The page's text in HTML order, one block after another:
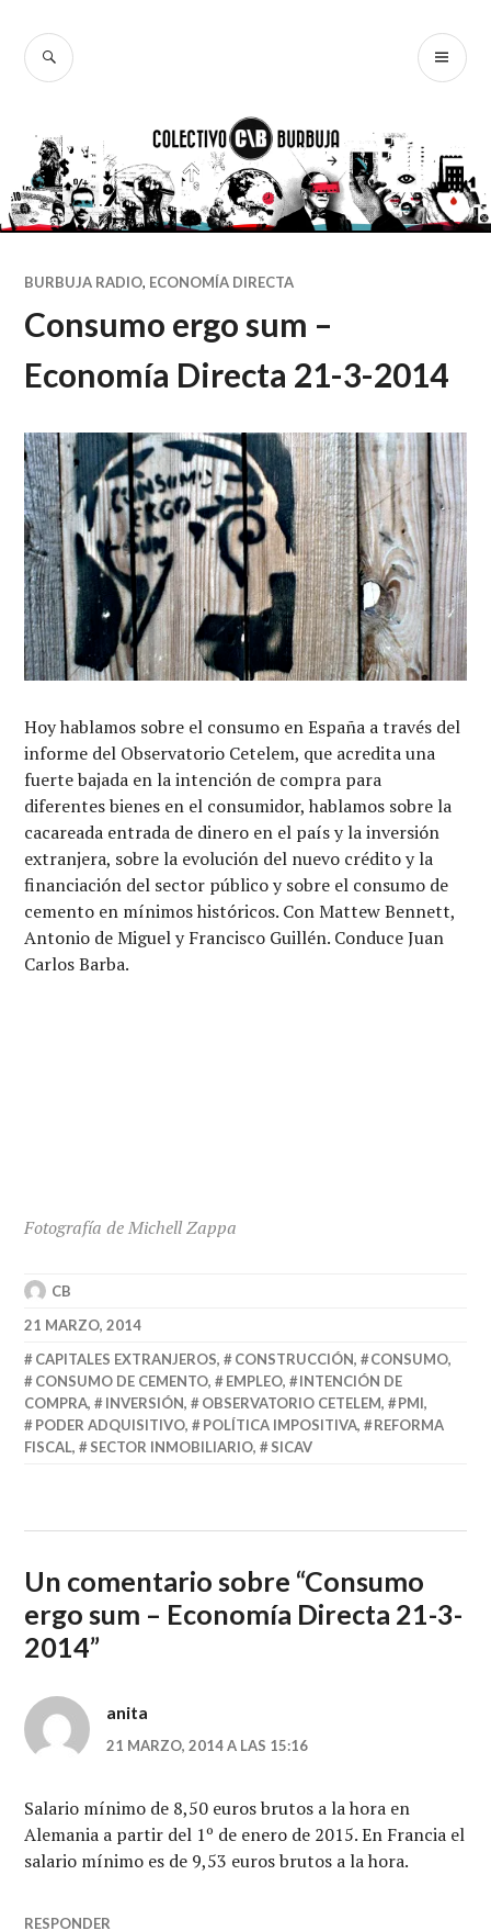
contenido
BUSCAR
BURBUJA RADIO, ECONOMÍA DIRECTA
Consumo ergo sum –
Economía Directa 21-3-2014
Hoy hablamos sobre el consumo en España a través del
informe del Observatorio Cetelem, que acredita una
fuerte bajada en la intención de compra para
diferentes bienes en el consumidor, hablamos sobre la
cacareada entrada de dinero en el país y la inversión
extranjera, sobre la evolución del nuevo crédito y la
financiación del sector público y sobre el consumo de
cemento en mínimos históricos. Con Mattew Bennett,
Antonio de Miguel y Francisco Guillén. Conduce Juan
Carlos Barba.
Fotografía de Michell Zappa
CB
21 MARZO, 2014
CAPITALES EXTRANJEROS, CONSTRUCCIÓN, CONSUMO,
CONSUMO DE CEMENTO, EMPLEO,
INTENCIÓN DE
COMPRA, INVERSIÓN, OBSERVATORIO CETELEM, PMI,
PODER ADQUISITIVO, POLÍTICA IMPOSITIVA,
REFORMA
FISCAL, SECTOR INMOBILIARIO, SICAV
Un comentario sobre “Consumo
ergo sum – Economía Directa 21-3-
2014”
anita
21 MARZO, 2014 A LAS 15:16
Salario mínimo de 8,50 euros brutos a la hora en
Alemania a partir del 1º de enero de 2015. En Francia el
salario mínimo es de 9,53 euros brutos a la hora.
RESPONDER